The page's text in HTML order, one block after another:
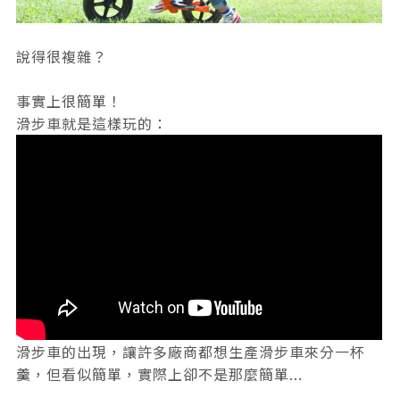
說得很複雜？
事實上很簡單！
滑步車就是這樣玩的：
滑步車的出現， 讓許多廠商都想生產滑步車來分一杯
羹，但看似簡單，實際上卻不是那麼簡單...